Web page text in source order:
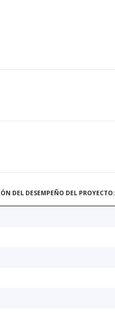
DEL DESEMPEÑO DEL PROYECTO: